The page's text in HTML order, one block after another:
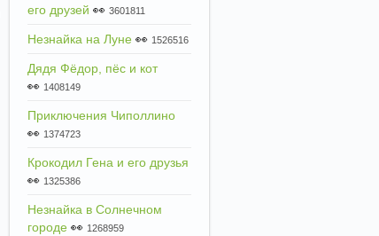
его друзей 👀 3601811
Незнайка на Луне 👀 1526516
Дядя Фёдор, пёс и кот
👀 1408149
Приключения Чиполлино
👀 1374723
Крокодил Гена и его друзья
👀 1325386
Незнайка в Солнечном
городе 👀 1268959